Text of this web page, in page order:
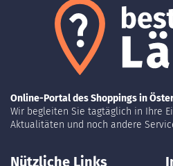
Online-Portal des Shoppings in
Wir begleiten Sie tagtäglich in Ihre
Aktualitäten und noch andere
Nützliche Links